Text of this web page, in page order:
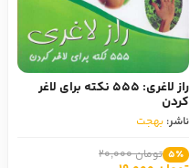
راز لاغری: 555 نکته برای لاغر
کردن
ناشر: بهجت
5٪ تومان 20,000